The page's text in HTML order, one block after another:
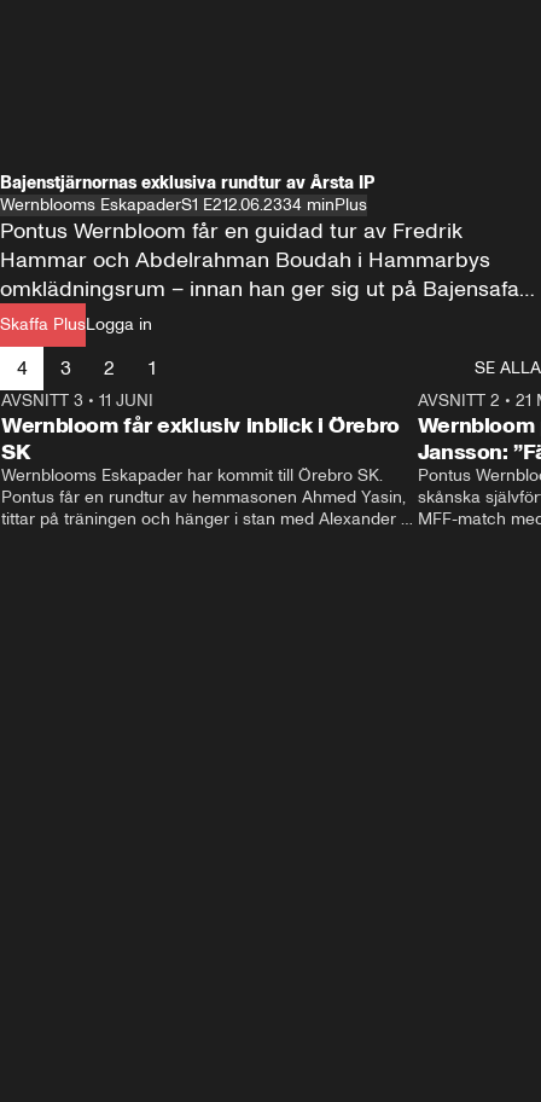
Bajenstjärnornas exklusiva rundtur av Årsta IP
Wernblooms EskapaderS1 E212.06.2334 minPlus
Skaffa PlusLogga in
Pontus Wernbloom får en guidad tur av Fredrik
Hammar och Abdelrahman Boudah i Hammarbys
omklädningsrum – innan han ger sig ut på Bajensafari
med komikern Nisse Hallberg
4 3 2 1
SE ALLA
AVSNITT 3 • 11 JUNI
Wernbloom får exklusiv inblick i Örebro
SK
Wernblooms Eskapader har kommit till Örebro SK.
Pontus får en rundtur av hemmasonen Ahmed Yasin,
tittar på träningen och hänger i stan med Alexander
AVSNITT 2 • 21
Jansson:
Pontus
skånska
MFF-match